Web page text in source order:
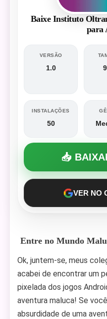
Baixe Instituto
para
VERSÃO
1.0
INSTALAÇÕES
50
📥
VER NO
Entre no Mundo
Ok, juntem-se, meus
acabei de encontrar um
pixelada dos jogos
aventura maluca! Se
absurdidade de uma